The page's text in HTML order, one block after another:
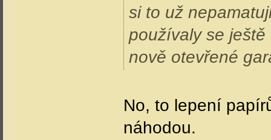
si to už
používaly se
nově otevřené
No, to lepení
náhodou.